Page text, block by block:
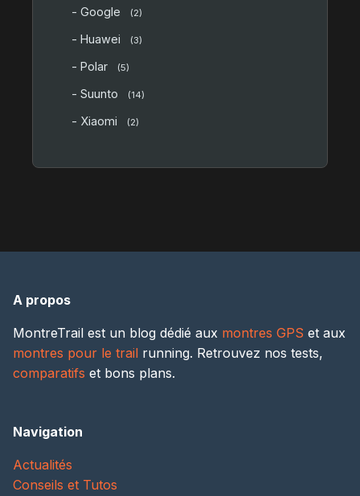
- Google (2)
- Huawei (3)
- Polar (5)
- Suunto (14)
- Xiaomi (2)
A propos
MontreTrail est un blog dédié aux montres GPS et aux
montres pour le trail running. Retrouvez nos tests,
comparatifs et bons plans.
Navigation
Actualités
Conseils et Tutos